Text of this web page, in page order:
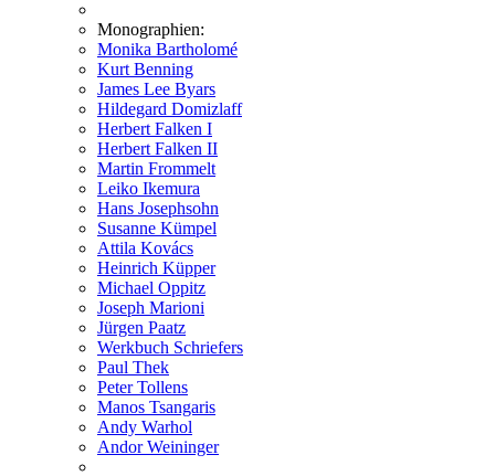
Monographien:
Monika Bartholomé
Kurt Benning
James Lee Byars
Hildegard Domizlaff
Herbert Falken I
Herbert Falken II
Martin Frommelt
Leiko Ikemura
Hans Josephsohn
Susanne Kümpel
Attila Kovács
Heinrich Küpper
Michael Oppitz
Joseph Marioni
Jürgen Paatz
Werkbuch Schriefers
Paul Thek
Peter Tollens
Manos Tsangaris
Andy Warhol
Andor Weininger